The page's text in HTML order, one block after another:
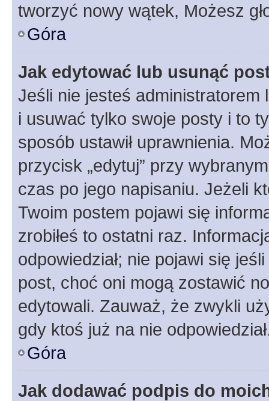
tworzyć nowy wątek, Możesz
Góra
Jak edytować lub usunąć
Jeśli nie jesteś
i usuwać tylko swoje posty i to
sposób ustawił uprawnienia.
przycisk „edytuj” przy
czas po jego napisaniu. Jeżeli
Twoim postem pojawi się
zrobiłeś to ostatni raz.
odpowiedział; nie pojawi się
post, choć oni mogą zostawić
edytowali. Zauważ, że zwykli
gdy ktoś już na nie
Góra
Jak dodawać podpis do